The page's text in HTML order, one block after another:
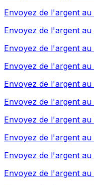
Envoyez de l'argent au
Envoyez de l'argent au
Envoyez de l'argent au
Envoyez de l'argent au
Envoyez de l'argent au
Envoyez de l'argent au
Envoyez de l'argent au
Envoyez de l'argent au
Envoyez de l'argent au
Envoyez de l'argent au